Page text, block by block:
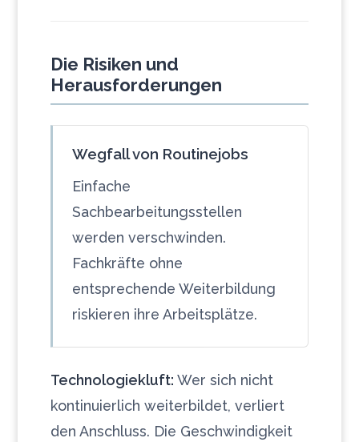
Die Risiken und
Herausforderungen
Wegfall von Routinejobs
Einfache
Sachbearbeitungsstellen
werden verschwinden.
Fachkräfte ohne
entsprechende Weiterbildung
riskieren ihre Arbeitsplätze.
Technologiekluft: Wer sich nicht
kontinuierlich weiterbildet, verliert
den Anschluss. Die Geschwindigkeit